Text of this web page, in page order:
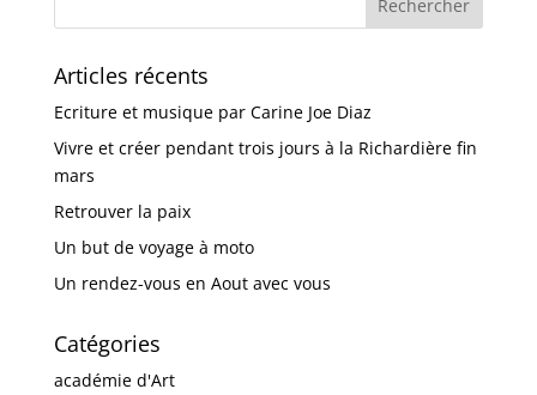
Articles récents
Ecriture et musique par Carine Joe Diaz
Vivre et créer pendant trois jours à la Richardière fin
mars
Retrouver la paix
Un but de voyage à moto
Un rendez-vous en Aout avec vous
Catégories
académie d'Art